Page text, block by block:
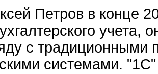
Петров в конце
с традиционными
системами.